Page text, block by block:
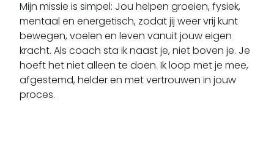
Mijn missie is simpel: Jou helpen groeien, fysiek,
mentaal en energetisch, zodat jij weer vrij kunt
bewegen, voelen en leven vanuit jouw eigen
kracht. Als coach sta ik naast je, niet boven je. Je
hoeft het niet alleen te doen. Ik loop met je mee,
afgestemd, helder en met vertrouwen in jouw
proces.